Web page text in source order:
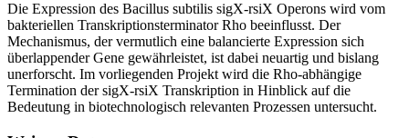
Die Expression des Bacillus subtilis sigX-rsiX Operons wird vom
bakteriellen Transkriptionsterminator Rho beeinflusst. Der
Mechanismus, der vermutlich eine balancierte Expression sich
überlappender Gene gewährleistet, ist dabei neuartig und bislang
unerforscht. Im vorliegenden Projekt wird die Rho-abhängige
Termination der sigX-rsiX Transkription in Hinblick auf die
Bedeutung in biotechnologisch relevanten Prozessen untersucht.